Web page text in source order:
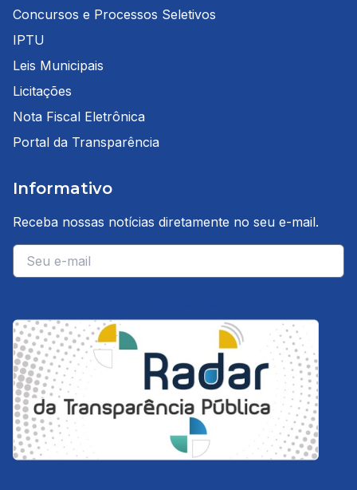
Concursos e Processos Seletivos
IPTU
Leis Municipais
Licitações
Nota Fiscal Eletrônica
Portal da Transparência
Informativo
Receba nossas notícias diretamente no seu e-mail.
E-mail